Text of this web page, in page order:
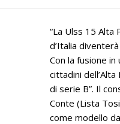
“La Ulss 15 Alta
d’Italia
Con la fusione in
cittadini
di serie B”. Il
Conte (Lista
come modello